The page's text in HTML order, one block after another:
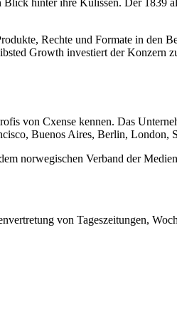
hinter ihre Kulissen. Der
Rechte und Formate in
Growth investiert der Konzern
von Cxense kennen. Das
Buenos Aires, Berlin, London,
norwegischen Verband der
von Tageszeitungen,